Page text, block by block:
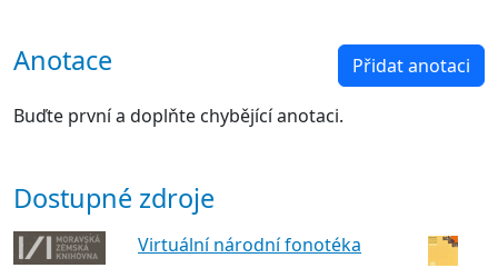
Anotace Přidat anotaci
Buďte první a doplňte chybějící anotaci.
Dostupné zdroje
Virtuální národní fonotéka